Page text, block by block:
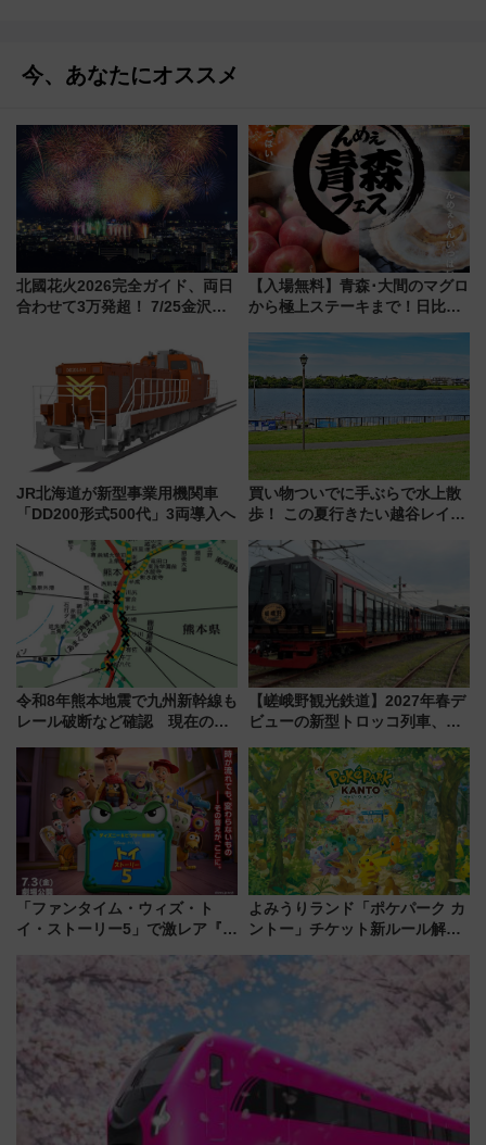
今、あなたにオススメ
北國花火2026完全ガイド、両日
合わせて3万発超！ 7/25金沢大
会の日程・アクセス・観覧席ま
とめ（石川県）
【入場無料】青森･大間のマグロ
から極上ステーキまで！日比谷
人気フードフェス「肉祭」が同
時開催に！
JR北海道が新型事業用機関車
「DD200形式500代」3両導入へ
買い物ついでに手ぶらで水上散
歩！ この夏行きたい越谷レイク
ア「LAKESIDE PARK」（埼玉
県越谷市）
令和8年熊本地震で九州新幹線も
レール破断など確認 現在の運
【嵯峨野観光鉄道】2027年春デ
ビューの新型トロッコ列車、い
は2026年で引退
「ファンタイム・ウィズ・ト
イ・ストーリー5」で激レア『ロ
デコレーションも徹底解説
よみうりランド「ポケパーク カ
ントー」チケット新ルール解
本人確認が11月スタート